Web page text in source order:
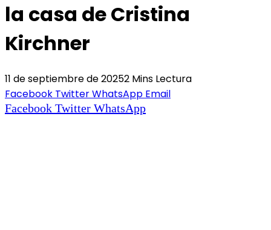
la casa de Cristina
Kirchner
11 de septiembre de 20252 Mins Lectura
Facebook TwitterWhatsApp Email
Facebook Twitter WhatsApp